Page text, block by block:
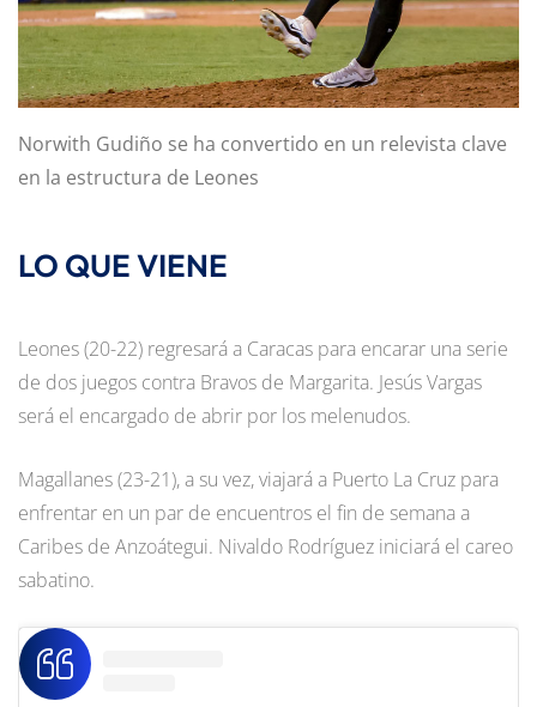
Norwith Gudiño se ha convertido en un relevista clave
en la estructura de Leones
LO QUE VIENE
Leones (20-22) regresará a Caracas para encarar una serie
de dos juegos contra Bravos de Margarita. Jesús Vargas
será el encargado de abrir por los melenudos.
Magallanes (23-21), a su vez, viajará a Puerto La Cruz para
enfrentar en un par de encuentros el fin de semana a
Caribes de Anzoátegui. Nivaldo Rodríguez iniciará el careo
sabatino.